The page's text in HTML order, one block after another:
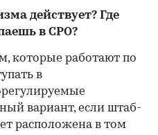
действует? Где
в СРО?
которые работают по
в
вариант, если штаб-
расположена в том